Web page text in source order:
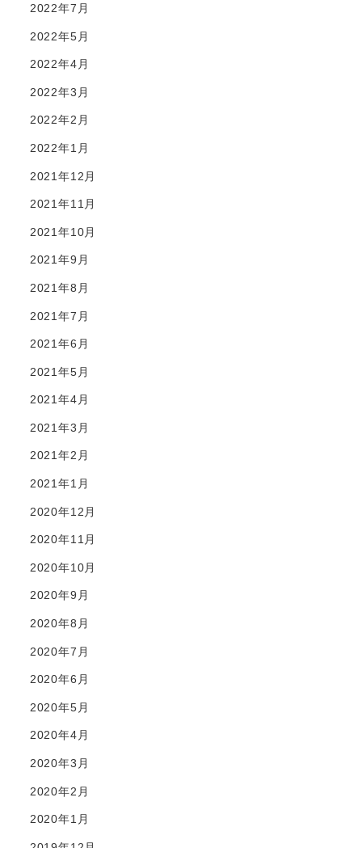
2022年7月
2022年5月
2022年4月
2022年3月
2022年2月
2022年1月
2021年12月
2021年11月
2021年10月
2021年9月
2021年8月
2021年7月
2021年6月
2021年5月
2021年4月
2021年3月
2021年2月
2021年1月
2020年12月
2020年11月
2020年10月
2020年9月
2020年8月
2020年7月
2020年6月
2020年5月
2020年4月
2020年3月
2020年2月
2020年1月